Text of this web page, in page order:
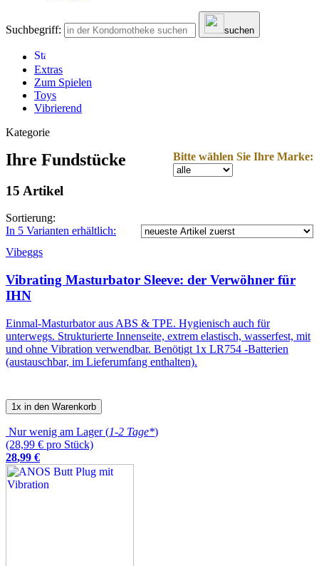
Suchbegriff: suchen
Extras
Zum Spielen
Toys
Vibrierend
Kategorie
Bitte wählen Sie Ihre Marke:
Ihre Fundstücke
15 Artikel
Sortierung:
In 5 Varianten erhältlich:
Vibeggs
Vibrating Masturbator Sleeve: der Verwöhner für
IHN
Einmal-Masturbator aus ABS & TPE. Hygienisch auch für
unterwegs. Strukturierte Innenseite, extrem elastisch, wasserfest, mit
und ohne Vibration verwendbar. Benötigt 1x LR754 -Batterien
(austauschbar, im Lieferumfang enthalten).
1x in den Warenkorb
Nur wenig am Lager (1-2 Tage*)
(28,99 € pro Stück)
28,99 €